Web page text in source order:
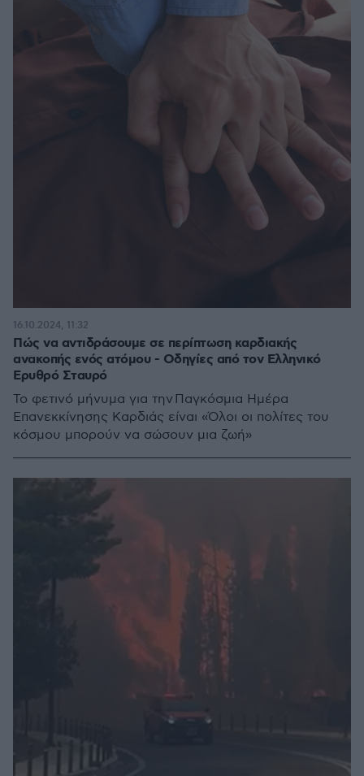
Πώς να αντιδράσουμε σε περίπτωση καρδιακής
ανακοπής ενός ατόμου - Οδηγίες από τον Ελληνικό
Ερυθρό Σταυρό
To φετινό μήνυμα για την Παγκόσμια Ημέρα
Επανεκκίνησης Καρδιάς είναι «Όλοι οι πολίτες του
κόσμου μπορούν να σώσουν μια ζωή»
16.10.2024, 11:32